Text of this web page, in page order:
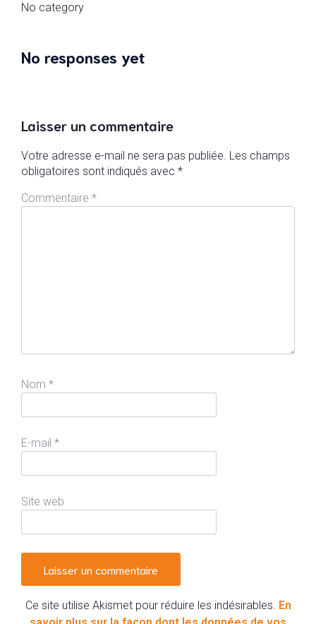
No category
No responses yet
Laisser un commentaire
Votre adresse e-mail ne sera pas publiée. Les champs
obligatoires sont indiqués avec *
Commentaire *
Nom *
E-mail *
Site web
Ce site utilise Akismet pour réduire les indésirables. En